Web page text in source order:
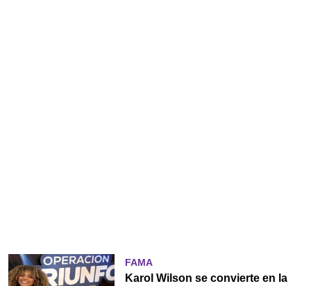
FAMA
Karol Wilson se convierte en la